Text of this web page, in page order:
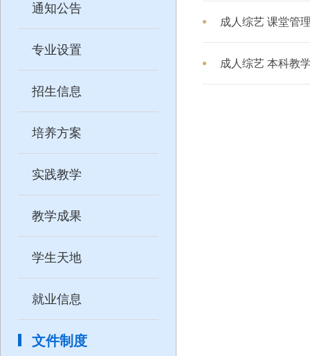
通知公告
专业设置
招生信息
培养方案
实践教学
教学成果
学生天地
就业信息
文件制度
成人综艺 课堂管
成人综艺 本科教